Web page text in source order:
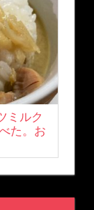
ミルク
た。お